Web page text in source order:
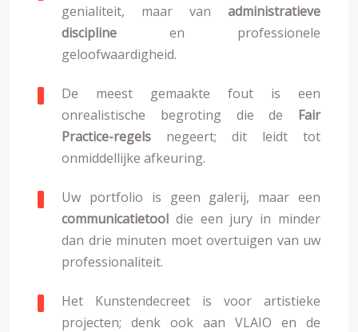
genialiteit, maar van administratieve
discipline en professionele
geloofwaardigheid.
De meest gemaakte fout is een
onrealistische begroting die de Fair
Practice-regels negeert; dit leidt tot
onmiddellijke afkeuring.
Uw portfolio is geen galerij, maar een
communicatietool die een jury in minder
dan drie minuten moet overtuigen van uw
professionaliteit.
Het Kunstendecreet is voor artistieke
projecten; denk ook aan VLAIO en de